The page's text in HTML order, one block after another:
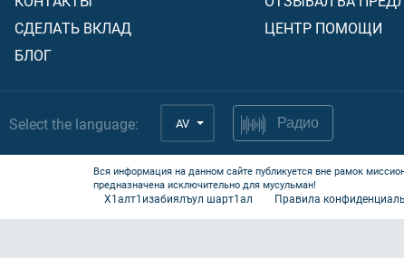
СДЕЛАТЬ ВКЛАД
БЛОГ
ЦЕНТР ПОМОЩИ
Select the language: AV Радио
Вся информация на данном сайте публикуется вне рамок
предназначена исключительно для мусульман!
Х1алт1изабиялъул шарт1ал Правила